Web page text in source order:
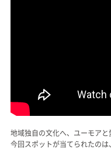
地域独自の文化へ、ユーモアと
今回スポットが当てられたのは